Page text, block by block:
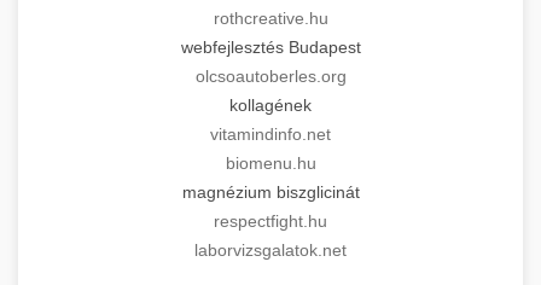
rothcreative.hu
webfejlesztés Budapest
olcsoautoberles.org
kollagének
vitamindinfo.net
biomenu.hu
magnézium biszglicinát
respectfight.hu
laborvizsgalatok.net